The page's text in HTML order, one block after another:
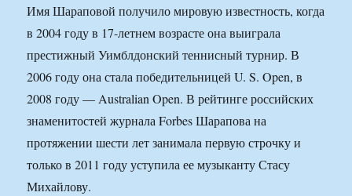
Имя Шараповой получило мировую известность, когда
в 2004 году в 17-летнем возрасте она выиграла
престижный Уимблдонский теннисный турнир. В
2006 году она стала победительницей U. S. Open, в
2008 году — Australian Open. В рейтинге российских
знаменитостей журнала Forbes Шарапова на
протяжении шести лет занимала первую строчку и
только в 2011 году уступила ее музыканту Стасу
Михайлову.